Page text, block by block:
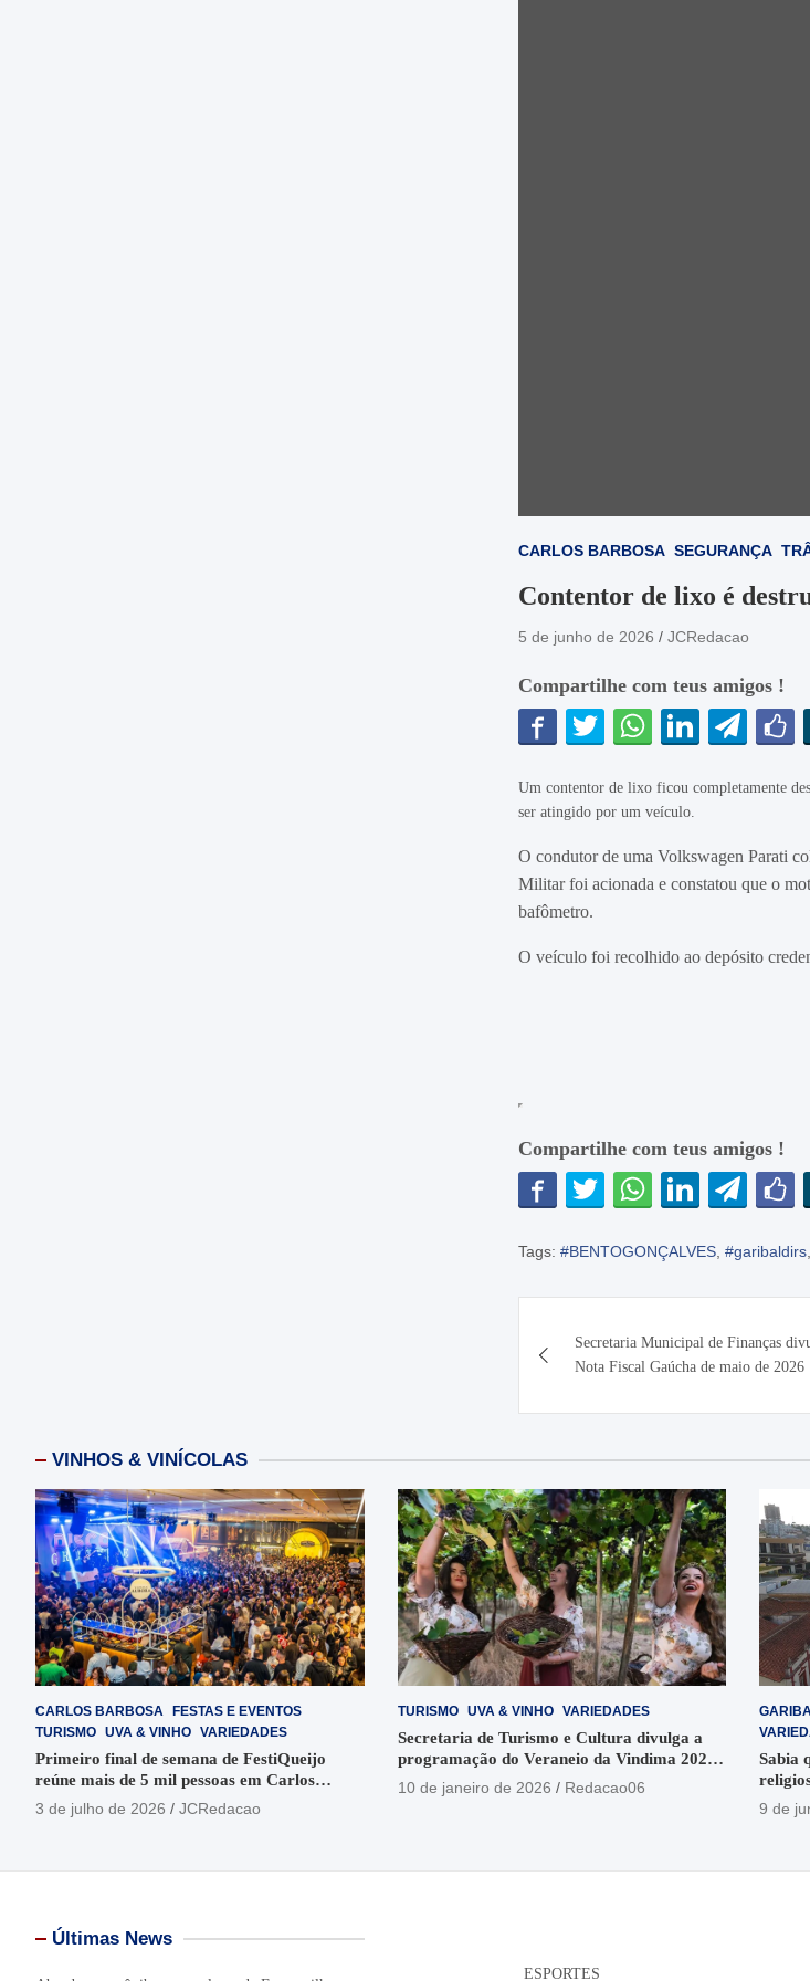
CARLOS BARBOSA SEGURANÇA
Contentor de lixo é
5 de junho de 2026 JCRedacao
Compartilhe com teus amigos !
Um contentor de lixo ficou completamente
ser atingido por um veículo.
O condutor de uma Volkswagen Parati
Militar foi acionada e constatou que o
bafômetro.
O veículo foi recolhido ao depósito
Compartilhe com teus amigos !
Tags: #BENTOGONÇALVES, #garibaldirs,
de
Post
Secretaria Municipal de Finanças
Nota Fiscal Gaúcha de maio de 2026
VINHOS & VINÍCOLAS
CARLOS BARBOSA
FESTAS E EVENTOS
TURISMO UVA & VINHO VARIEDADES
Primeiro final de semana de FestiQueijo
reúne mais de 5 mil pessoas em Carlos
Barbosa
3 de julho de 2026 JCRedacao
TURISMO UVA & VINHO VARIEDADES
Secretaria de Turismo e Cultura divulga a
programação do Veraneio da Vindima 2026
em Garibaldi
10 de janeiro de 2026 Redacao06
Sabia
está
9 de
Últimas News
ESPORTES